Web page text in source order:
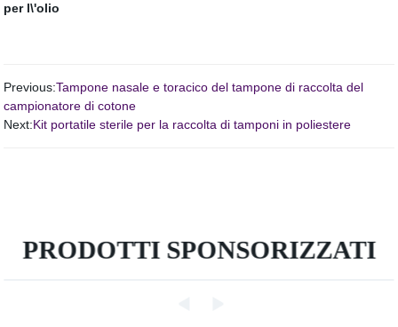
per l\'olio
Previous:Tampone nasale e toracico del tampone di raccolta del
campionatore di cotone
Next:Kit portatile sterile per la raccolta di tamponi in poliestere
PRODOTTI SPONSORIZZATI